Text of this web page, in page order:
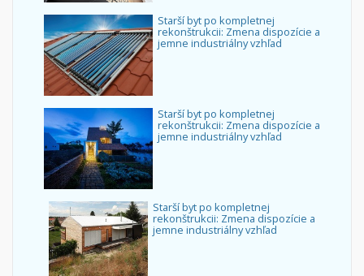
Starší byt po kompletnej
rekonštrukcii: Zmena dispozície a
jemne industriálny vzhľad
Starší byt po kompletnej
rekonštrukcii: Zmena dispozície a
jemne industriálny vzhľad
Starší byt po kompletnej
rekonštrukcii: Zmena dispozície a
jemne industriálny vzhľad